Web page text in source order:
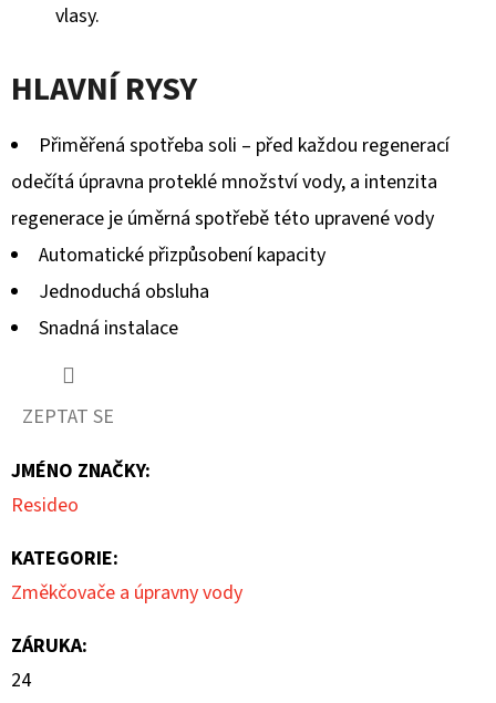
vlasy.
HLAVNÍ RYSY
Přiměřená spotřeba soli – před každou regenerací
odečítá úpravna proteklé množství vody, a intenzita
regenerace je úměrná spotřebě této upravené vody
Automatické přizpůsobení kapacity
Jednoduchá obsluha
Snadná instalace
ZEPTAT SE
JMÉNO ZNAČKY:
Resideo
KATEGORIE:
Změkčovače a úpravny vody
ZÁRUKA:
24